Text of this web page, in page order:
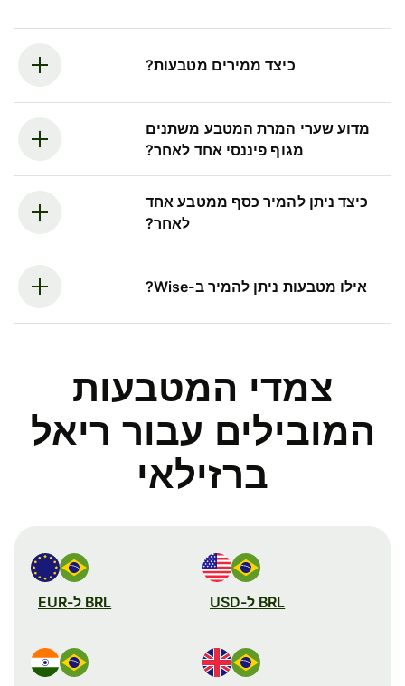
כיצד ממירים מטבעות?
מדוע שערי המרת המטבע משתנים
מגוף פיננסי אחד לאחר?
כיצד ניתן להמיר כסף ממטבע אחד
לאחר?
אילו מטבעות ניתן להמיר ב-Wise?
צמדי המטבעות
המובילים עבור ריאל
ברזילאי
BRL ל-USD BRL ל-EUR